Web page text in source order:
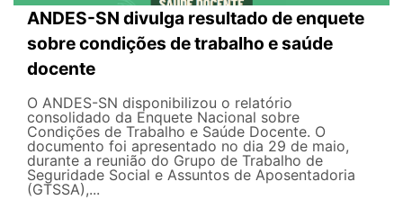
ANDES-SN divulga resultado de enquete
sobre condições de trabalho e saúde
docente
O ANDES-SN disponibilizou o relatório
consolidado da Enquete Nacional sobre
Condições de Trabalho e Saúde Docente. O
documento foi apresentado no dia 29 de maio,
durante a reunião do Grupo de Trabalho de
Seguridade Social e Assuntos de Aposentadoria
(GTSSA),...